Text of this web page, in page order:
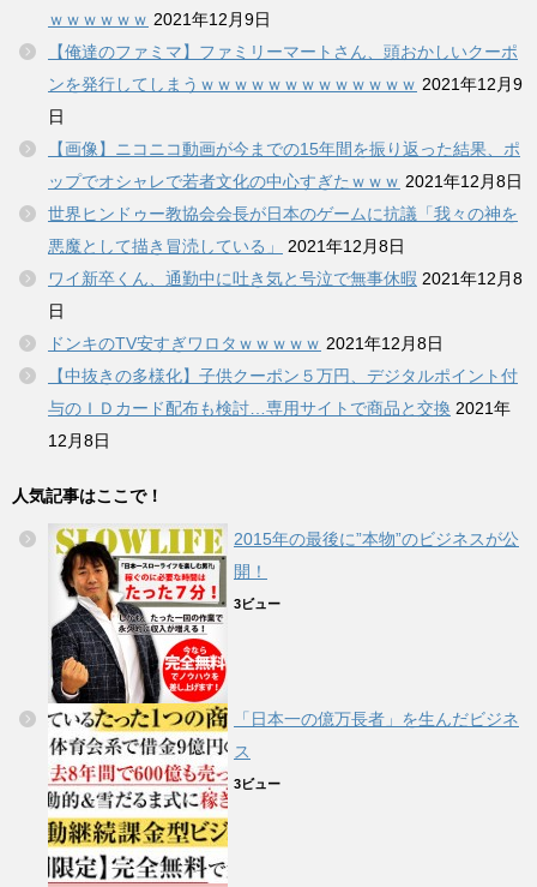
ｗｗｗｗｗｗ 2021年12月9日
【俺達のファミマ】ファミリーマートさん、頭おかしいクーポ
ンを発行してしまうｗｗｗｗｗｗｗｗｗｗｗｗｗ 2021年12月9
日
【画像】ニコニコ動画が今までの15年間を振り返った結果、ポ
ップでオシャレで若者文化の中心すぎたｗｗｗ 2021年12月8日
世界ヒンドゥー教協会会長が日本のゲームに抗議「我々の神を
悪魔として描き冒涜している」
2021年12月8日
ワイ新卒くん、通勤中に吐き気と号泣で無事休暇 2021年12月8
日
ドンキのTV安すぎワロタｗｗｗｗｗ 2021年12月8日
【中抜きの多様化】子供クーポン５万円、デジタルポイント付
与のＩＤカード配布も検討…専用サイトで商品と交換 2021年
12月8日
人気記事はここで！
2015年の最後に”本物”のビジネスが公
開！
3ビュー
「日本一の億万長者」を生んだビジネ
ス
3ビュー